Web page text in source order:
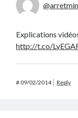
Explications
http://t.co/
#09/02/2014 Reply